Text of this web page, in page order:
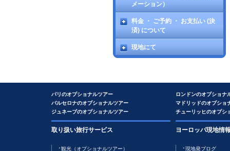
メーション）
料金 ・ ご予約 ・ お支払い (決
済) について
現地にて
パリのオプショナルツアー
バルセロナのオプショナルツアー
ジュネーブのオプショナルツアー
ロンドンのオプショナ
マドリッドのオプショ
チューリッヒのオプシ
取り扱い旅行サービス
観光（オプショナルツアー）
ヨーロッパ現地情
現地発ブログ